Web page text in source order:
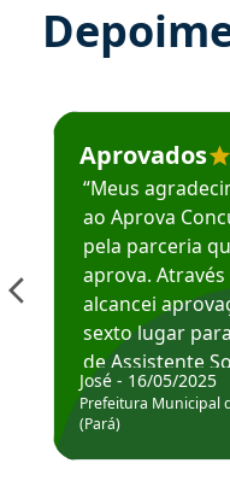
Estudante José
Aprovados
“Meus
ao Aprova
pela parceria
aprova.
alcancei
sexto lugar
de Assistente
Hoje estou
Prefeitura de
José - 16/05/2025
Prefeitura Municipal
(Pará)